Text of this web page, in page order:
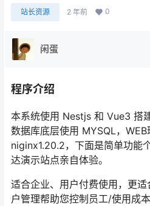
站长资源 2 年前 0
闲蛋
程序介绍
本系统使用 Nestjs 和 Vue3 搭
数据库底层使用 MYSQL，
niginx1.20.2，下面是简单功能
达演示站点亲自体验。
适合企业、用户付费使用，更
户管理帮助您控制员工/使用成本